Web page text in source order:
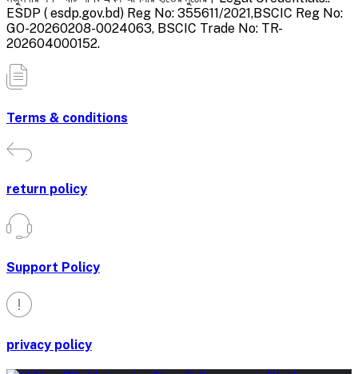
ESDP ( esdp.gov.bd) Reg No: 355611/2021,BSCIC Reg No:
GO-20260208-0024063, BSCIC Trade No: TR-
202604000152.
Terms & conditions
return policy
Support Policy
privacy policy